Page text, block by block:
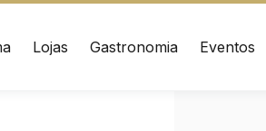
Lojas Gastronomia Eventos